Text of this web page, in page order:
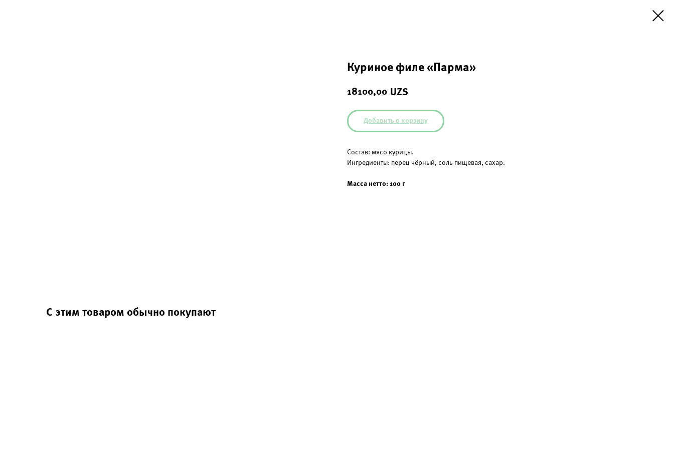
Куриное филе «Парма»
18100,00 UZS
Добавить в корзину
Состав: мясо курицы.
Ингредиенты: перец чёрный, соль пищевая, сахар.
Масса нетто: 100 г
С этим товаром обычно покупают